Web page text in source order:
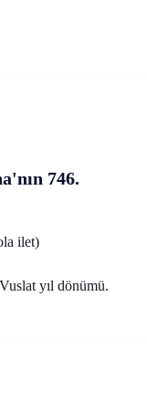
746.
ilet)
yıl dönümü.